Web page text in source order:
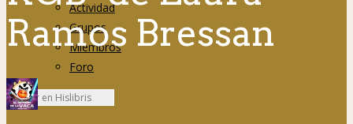
Actividad
Grupos
Miembros
Foro
Ramos Bressan